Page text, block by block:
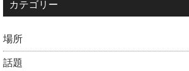
カテゴリー
場所
話題